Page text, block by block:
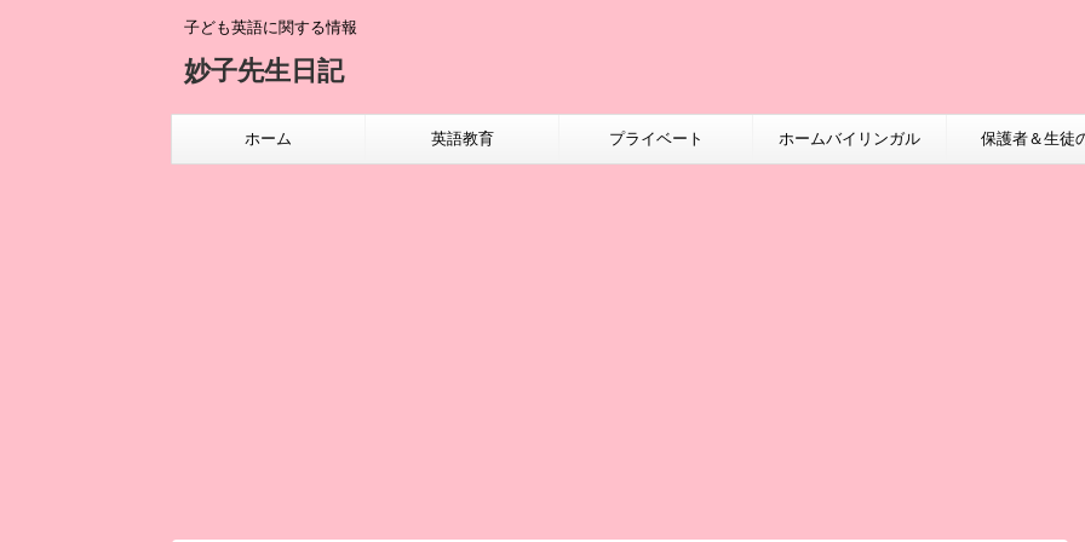
子ども英語に関する情報
妙子先生日記
ホーム 英語教育 プライベート ホームバイリンガル 保護者＆生徒